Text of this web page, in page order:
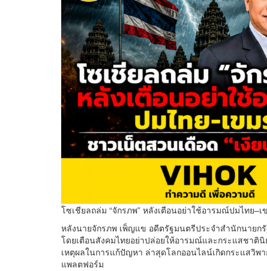
โซเชียลถล่ม “จักรภพ” หลังเตือนอย่าใช้อารมณ์ปมไทย–เ
หลังนายจักรภพ เพ็ญแข อดีตรัฐมนตรีประจำสำนักนาย
โดยเตือนสังคมไทยอย่าปล่อยให้อารมณ์และกระแสชาติ
เหตุผลในการแก้ปัญหา ล่าสุดโลกออนไลน์เกิดกระแสวิ
แพลตฟอร์ม